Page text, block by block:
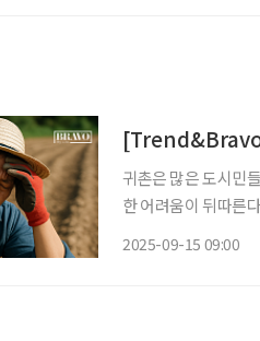
[Trend&Bravo]
귀촌은 많은 도시민
한 어려움이 뒤따른
2025-09-15 09:00